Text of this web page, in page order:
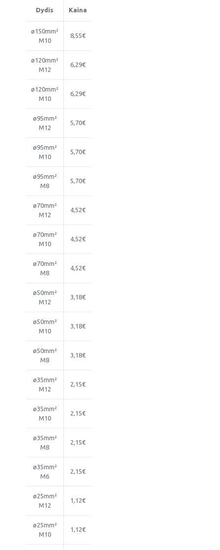
Dydis Kaina
ø150mm²
M10
8,55€
ø120mm²
M12
6,29€
ø120mm²
M10
6,29€
ø95mm²
M12
5,70€
ø95mm²
M10
5,70€
ø95mm²
M8
5,70€
ø70mm²
M12
4,52€
ø70mm²
M10
4,52€
ø70mm²
M8
4,52€
ø50mm²
M12
3,18€
ø50mm²
M10
3,18€
ø50mm²
M8
3,18€
ø35mm²
M12
2,15€
ø35mm²
M10
2,15€
ø35mm²
M8
2,15€
ø35mm²
M6
2,15€
ø25mm²
M12
1,12€
ø25mm²
M10
1,12€